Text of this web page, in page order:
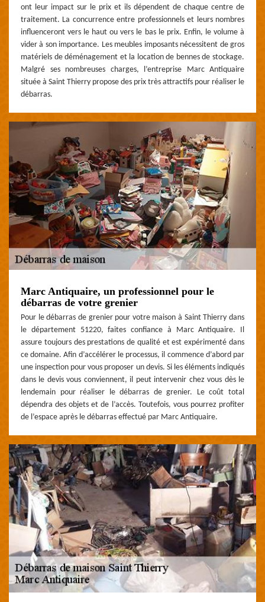
ont leur impact sur le prix et ils dépendent de chaque centre de
traitement. La concurrence entre professionnels et leurs nombres
influenceront vers le haut ou vers le bas le prix. Enfin, le volume à
vider à son importance. Les meubles imposants nécessitent de gros
matériels de déménagement et la location de bennes de stockage.
Malgré ses nombreuses charges, l’entreprise Marc Antiquaire
située à Saint Thierry propose des prix très attractifs pour réaliser le
débarras.
Marc Antiquaire, un professionnel pour le
débarras de votre grenier
Pour le débarras de grenier pour votre maison à Saint Thierry dans
le département 51220, faites confiance à Marc Antiquaire. Il
assure toujours des prestations de qualité et est expérimenté dans
ce domaine. Afin d’accélérer le processus, il commence d’abord par
une inspection pour vous proposer un devis. Si les éléments indiqués
dans le devis vous conviennent, il peut intervenir chez vous dès le
lendemain pour réaliser le débarras de grenier. Le coût total
dépendra des objets et de l’accès. Toutefois, vous pourrez profiter
de l’espace après le débarras effectué par Marc Antiquaire.